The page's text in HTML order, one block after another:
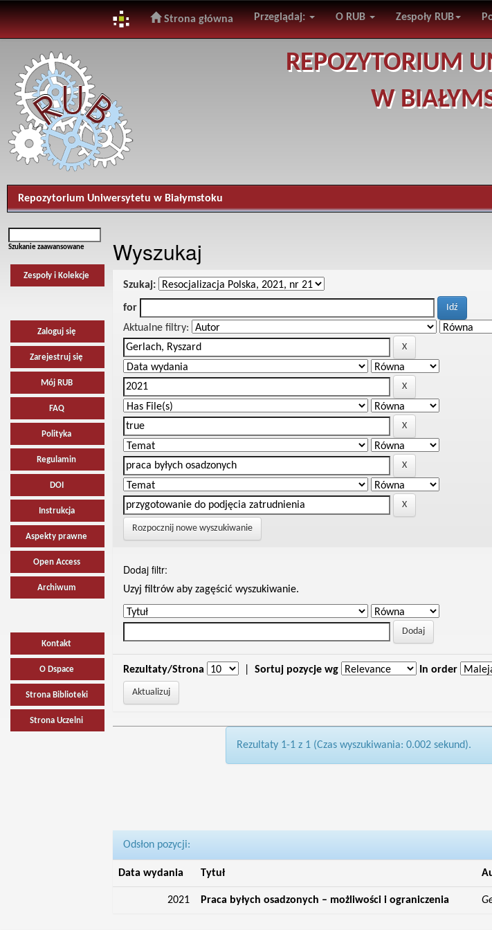
navigation
Strona główna Przeglądaj: O RUB Zespoły RUB
REPOZYTORIUM
W
Repozytorium Uniwersytetu w Białymstoku
Szukanie zaawansowane
Zespoły i Kolekcje
Zaloguj się
Zarejestruj się
Mój RUB
FAQ
Polityka
Regulamin
DOI
Instrukcja
Aspekty prawne
Open Access
Archiwum
Kontakt
O Dspace
Strona Biblioteki
Strona Uczelni
Wyszukaj
Szukaj:
for
Aktualne filtry:
Rozpocznij nowe wyszukiwanie
Dodaj filtr:
Uzyj filtrów aby zagęścić wyszukiwanie.
Rezultaty/Strona Sortuj pozycje wg In order
Rezultaty 1-1 z 1 (Czas wyszukiwania: 0.002 sekund).
Odsłon pozycji:
Data wydania Tytuł
2021 Praca byłych osadzonych – możliwości i ograniczenia